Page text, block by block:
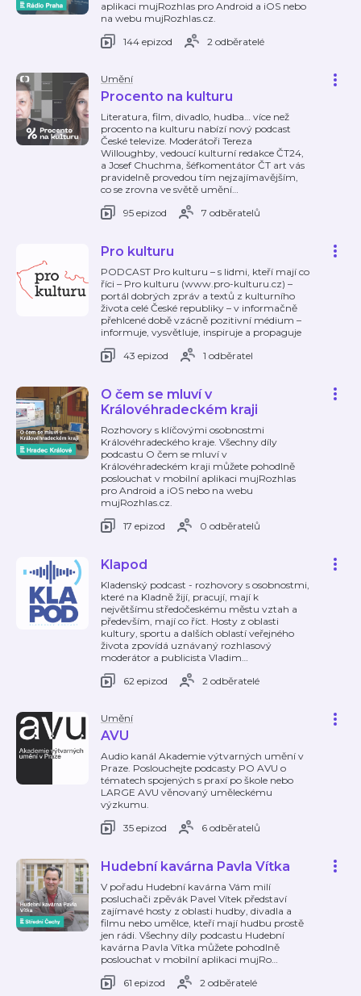
aplikaci mujRozhlas pro Android a iOS nebo
na webu mujRozhlas.cz.
144 epizod
2 odběratelé
Umění
Procento na kulturu
Literatura, film, divadlo, hudba… více než
procento na kulturu nabízí nový podcast
České televize. Moderátoři Tereza
Willoughby, vedoucí kulturní redakce ČT24,
a Josef Chuchma, šéfkomentátor ČT art vás
pravidelně provedou tím nejzajímavějším,
co se zrovna ve světě umění…
95 epizod
7 odběratelů
Pro kulturu
PODCAST Pro kulturu – s lidmi, kteří mají co
říci – Pro kulturu (www.pro-kulturu.cz) –
portál dobrých zpráv a textů z kulturního
života celé České republiky – v informačně
přehlcené době vzácně pozitivní médium –
informuje, vysvětluje, inspiruje a propaguje
43 epizod
1 odběratel
O čem se mluví v
Královéhradeckém kraji
Rozhovory s klíčovými osobnostmi
Královéhradeckého kraje. Všechny díly
podcastu O čem se mluví v
Královéhradeckém kraji můžete pohodlně
poslouchat v mobilní aplikaci mujRozhlas
pro Android a iOS nebo na webu
mujRozhlas.cz.
17 epizod
0 odběratelů
Klapod
Kladenský podcast - rozhovory s osobnostmi,
které na Kladně žijí, pracují, mají k
největšímu středočeskému městu vztah a
především, mají co říct. Hosty z oblasti
kultury, sportu a dalších oblastí veřejného
života zpovídá uznávaný rozhlasový
moderátor a publicista Vladim…
62 epizod
2 odběratelé
Umění
AVU
Audio kanál Akademie výtvarných umění v
Praze. Poslouchejte podcasty PO AVU o
tématech spojených s praxí po škole nebo
LARGE AVU věnovaný uměleckému
výzkumu.
35 epizod
6 odběratelů
Hudební kavárna Pavla Vítka
V pořadu Hudební kavárna Vám milí
posluchači zpěvák Pavel Vítek představí
zajímavé hosty z oblasti hudby, divadla a
filmu nebo umělce, kteří mají hudbu prostě
jen rádi. Všechny díly podcastu Hudební
kavárna Pavla Vítka můžete pohodlně
poslouchat v mobilní aplikaci mujRo…
61 epizod
2 odběratelé